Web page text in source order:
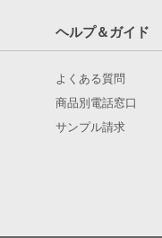
ヘルプ＆ガイド
よくある質問
商品別電話窓口
サンプル請求